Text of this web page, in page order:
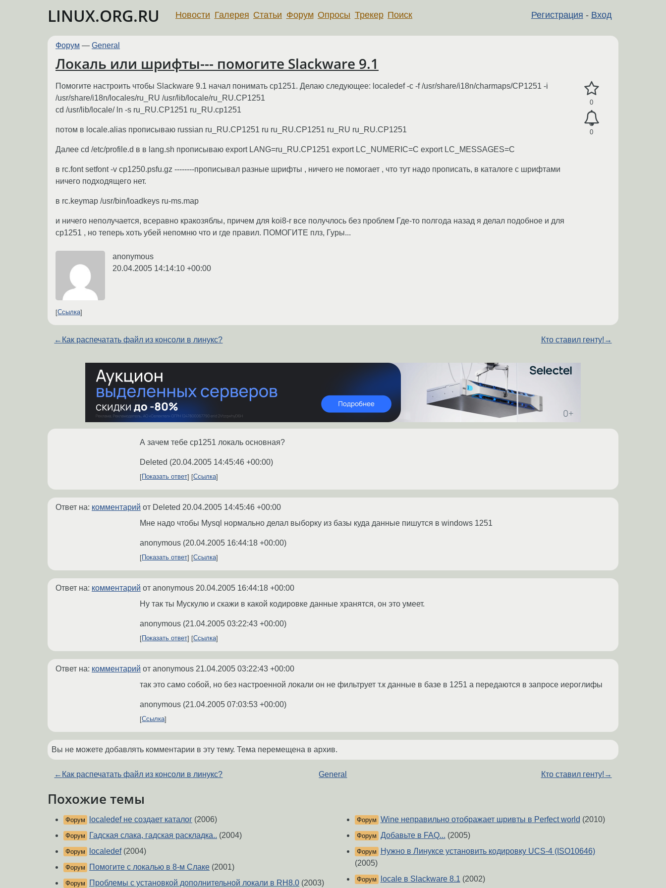
LINUX.ORG.RU Регистрация - Вход
Новости Галерея Статьи Форум Опросы Трекер Поиск
Форум — General
Локаль или шрифты--- помогите Slackware 9.1
0
0
Помогите настроить чтобы Slackware 9.1 начал понимать cp1251. Делаю следующее: localedef -c -f /usr/share/i18n/charmaps/CP1251 -i
/usr/share/i18n/locales/ru_RU /usr/lib/locale/ru_RU.CP1251
cd /usr/lib/locale/ ln -s ru_RU.CP1251 ru_RU.cp1251
потом в locale.alias прописываю russian ru_RU.CP1251 ru ru_RU.CP1251 ru_RU ru_RU.CP1251
Далее cd /etc/profile.d в в lang.sh прописываю export LANG=ru_RU.CP1251 export LC_NUMERIC=C export LC_MESSAGES=C
в rc.font setfont -v cp1250.psfu.gz --------прописывал разные шрифты , ничего не помогает , что тут надо прописать, в каталоге с шрифтами
ничего подходящего нет.
в rc.keymap /usr/bin/loadkeys ru-ms.map
и ничего неполучается, всеравно кракозяблы, причем для koi8-r все получлось без проблем Где-то полгода назад я делал подобное и для
cp1251 , но теперь хоть убей непомню что и где правил. ПОМОГИТЕ плз, Гуры...
anonymous
20.04.2005 14:14:10 +00:00
Ссылка
← Как распечатать файл из консоли в линукс? Кто ставил генту! →
А зачем тебе cp1251 локаль основная?
Deleted (20.04.2005 14:45:46 +00:00)
Показать ответ Ссылка
Ответ на: комментарий от Deleted 20.04.2005 14:45:46 +00:00
Мне надо чтобы Mysql нормально делал выборку из базы куда данные пишутся в windows 1251
anonymous (20.04.2005 16:44:18 +00:00)
Показать ответ Ссылка
Ответ на: комментарий от anonymous 20.04.2005 16:44:18 +00:00
Ну так ты Мускулю и скажи в какой кодировке данные хранятся, он это умеет.
anonymous (21.04.2005 03:22:43 +00:00)
Показать ответ Ссылка
Ответ на: комментарий от anonymous 21.04.2005 03:22:43 +00:00
так это само собой, но без настроенной локали он не фильтрует т.к данные в базе в 1251 а передаются в запросе иероглифы
anonymous (21.04.2005 07:03:53 +00:00)
Ссылка
Вы не можете добавлять комментарии в эту тему. Тема перемещена в архив.
← Как распечатать файл из консоли в линукс? General Кто ставил генту! →
Похожие темы
Форум localedef не создает каталог (2006)
Форум Гадская слака, гадская раскладка.. (2004)
Форум localedef(2004)
Форум Помогите с локалью в 8-м Слаке (2001)
Форум Проблемы с установкой дополнительной локали в RH8.0 (2003)
Форум Wine неправильно отображает шривты в Perfect world (2010)
Форум Добавьте в FAQ... (2005)
Форум
Нужно в Линуксе установить кодировку UCS-4 (ISO10646)
(2005)
Форум locale в Slackware 8.1 (2002)